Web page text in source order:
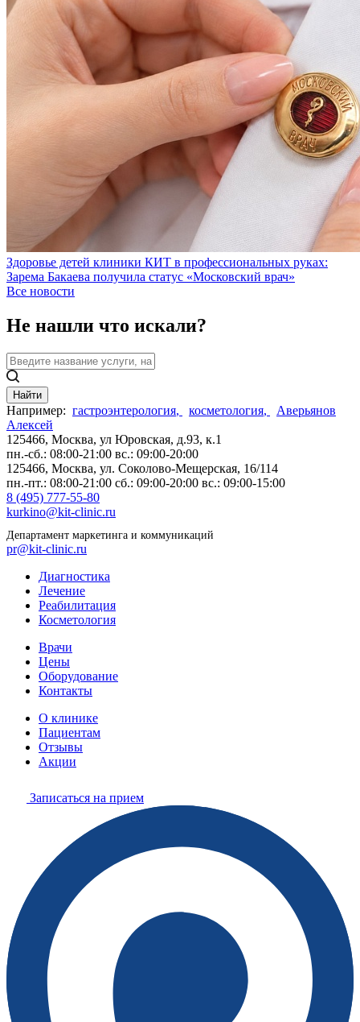
Здоровье детей клиники КИТ в профессиональных руках:
Зарема Бакаева получила статус «Московский врач»
Все новости
Не нашли что искали?
Найти
Например: гастроэнтерология, косметология,
Аверьянов
Алексей
125466, Москва, ул Юровская, д.93, к.1
пн.-сб.: 08:00-21:00 вс.: 09:00-20:00
125466, Москва, ул. Соколово-Мещерская, 16/114
пн.-пт.: 08:00-21:00 сб.: 09:00-20:00 вс.: 09:00-15:00
8 (495) 777-55-80
kurkino@kit-clinic.ru
Департамент маркетинга и коммуникаций
pr@kit-clinic.ru
Диагностика
Лечение
Реабилитация
Косметология
Врачи
Цены
Оборудование
Контакты
О клинике
Пациентам
Отзывы
Акции
Записаться на прием